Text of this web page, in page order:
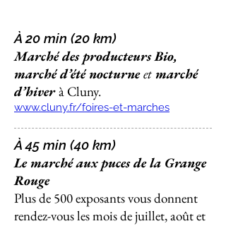
À 20 min (20 km)
Marché des producteurs Bio,
marché d’été nocturneet marché
d’hiverà Cluny.
www.cluny.fr/foires-et-marches
À 45 min (40 km)
Le marché aux puces de la Grange
Rouge
Plus de 500 exposants vous donnent
rendez-vous les mois de juillet, août et